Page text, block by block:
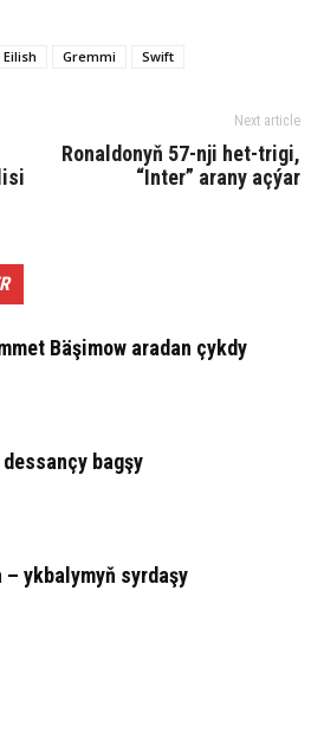
Gremmi Swift
Next article
Ronaldonyň 57-nji het-trigi,
“Inter” arany açýar
Bäşimow aradan çykdy
bag­şy
– ykbalymyň syrdaşy